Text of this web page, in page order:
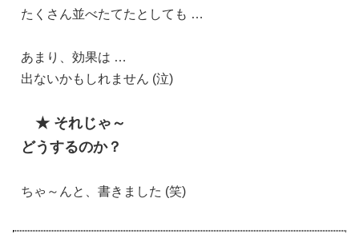
たくさん並べたてたとしても …
あまり、効果は …
出ないかもしれません (泣)
★ それじゃ～
どうするのか？
ちゃ～んと、書きました (笑)